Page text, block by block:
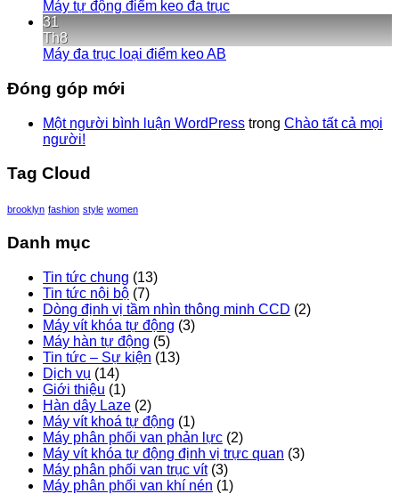
Máy tự động điểm keo đa trục
31
Th8
Máy đa trục loại điểm keo AB
Đóng góp mới
Một người bình luận WordPress trong Chào tất cả mọi
người!
Tag Cloud
brooklyn fashion style women
Danh mục
Tin tức chung (13)
Tin tức nội bộ (7)
Dòng định vị tầm nhìn thông minh CCD (2)
Máy vít khóa tự động (3)
Máy hàn tự động (5)
Tin tức – Sự kiện (13)
Dịch vụ (14)
Giới thiệu (1)
Hàn dây Laze (2)
Máy vít khoá tự động (1)
Máy phân phối van phản lực (2)
Máy vít khóa tự động định vị trực quan (3)
Máy phân phối van trục vít(3)
Máy phân phối van khí nén (1)